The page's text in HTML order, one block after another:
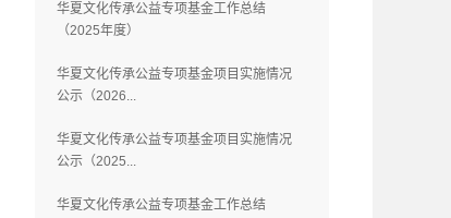
华夏文化传承公益专项基金工作总结
（2025年度）
华夏文化传承公益专项基金项目实施情况
公示（2026...
华夏文化传承公益专项基金项目实施情况
公示（2025...
华夏文化传承公益专项基金工作总结